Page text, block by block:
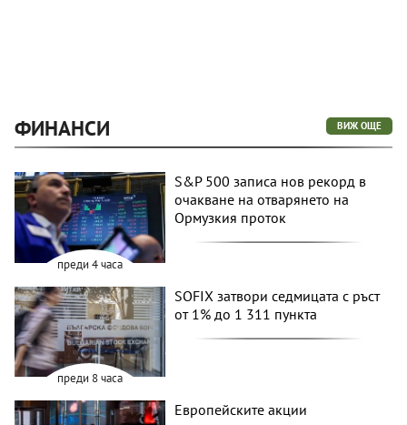
ФИНАНСИ ВИЖ ОЩЕ
преди 4 часа
S&P 500 записа нов рекорд в
очакване на отварянето на
Ормузкия проток
преди 8 часа
SOFIX затвори седмицата с ръст
от 1% до 1 311 пункта
Европейските акции